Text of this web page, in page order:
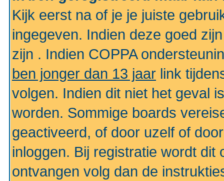
Kijk eerst na of je je juiste
ingegeven. Indien deze goed
zijn . Indien COPPA
ben jonger dan 13 jaar link
volgen. Indien dit niet het geval
worden. Sommige boards
geactiveerd, of door uzelf of
inloggen. Bij registratie wordt dit
ontvangen volg dan de